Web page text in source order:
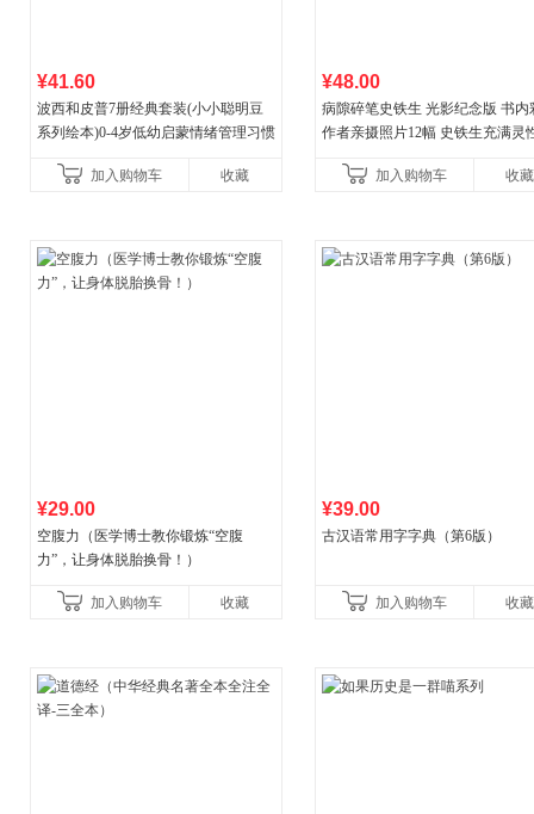
¥41.60
波西和皮普7册经典套装(小小聪明豆
系列绘本)0-4岁低幼启蒙情绪管理习惯
养好品质，发现快
加入购物车 收藏
¥48.00
病隙碎笔史铁生 光影纪念版 书内
作者亲摄照片12幅 史铁生充满灵
加入购物车
收藏
¥29.00
空腹力（医学博士教你锻炼“空腹
力”，让身体脱胎换骨！）
加入购物车 收藏
¥39.00
古汉语常用字字典（第6版）
加入购物车 收藏